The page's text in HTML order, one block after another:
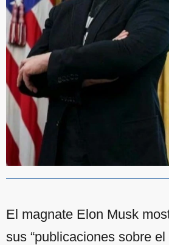
El magnate Elon Musk
sus “publicaciones sobre